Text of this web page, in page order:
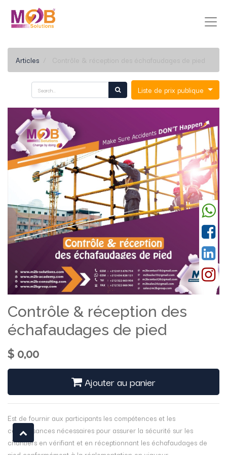
Articles Contrôle & réception des échafaudages de pied
Liste de prix publique
Contrôle & réception des
échafaudages de pied
$ 0,00
Ajouter au panier
Est de fournir aux participants les compétences et les
connaissances nécessaires pour assurer la sécurité sur les
chantiers en vérifiant et en réceptionnant les échafaudages de